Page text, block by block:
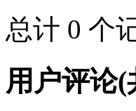
总计 0 个
用户评论(